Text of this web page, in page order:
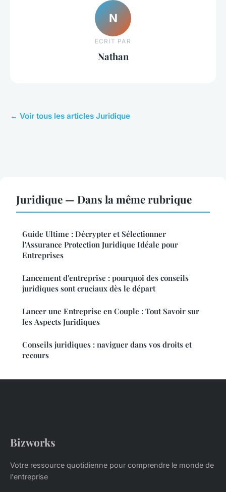
N
ECRIT PAR
Nathan
← Voir tous les articles Juridique
Juridique — Dans la même rubrique
Guide Ultime : Décrypter et Sélectionner
l'Assurance Protection Juridique Idéale pour
Entreprises
Lancement d'entreprise : pourquoi des conseils
juridiques sont cruciaux dès le départ
Lancer une Entreprise en Couple : Tout Savoir sur
les Aspects Juridiques
Conseils juridiques : naviguer dans vos droits et
recours
Bizworks
Votre ressource quotidienne pour comprendre le monde de
l'entreprise